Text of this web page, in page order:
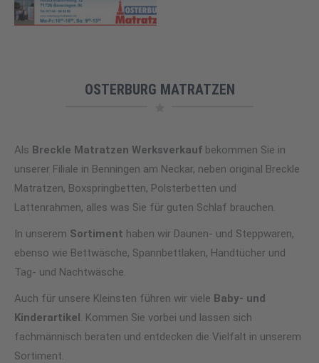
OSTERBURG MATRATZEN
Als Breckle Matratzen Werksverkauf bekommen Sie in
unserer Filiale in Benningen am Neckar, neben original Breckle
Matratzen, Boxspringbetten, Polsterbetten und
Lattenrahmen, alles was Sie für guten Schlaf brauchen.
In unserem Sortiment haben wir Daunen- und Steppwaren,
ebenso wie Bettwäsche, Spannbettlaken, Handtücher und
Tag- und Nachtwäsche.
Auch für unsere Kleinsten führen wir viele Baby- und
Kinderartikel. Kommen Sie vorbei und lassen sich
fachmännisch beraten und entdecken die Vielfalt in unserem
Sortiment.